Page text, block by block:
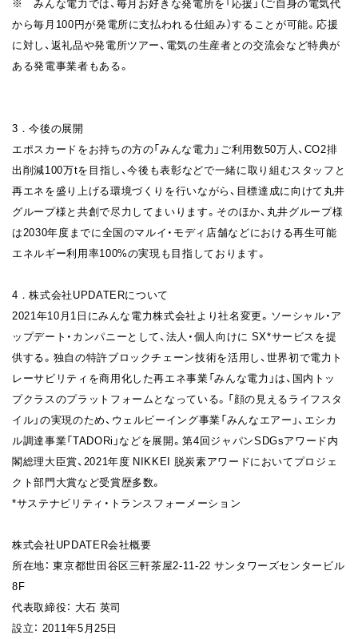
から毎月100円が発電所に支払われる仕組み）することが可能。応援
に対し、返礼品や発電所ツアー、電気の生産者との交流会など特典が
ある発電事業者もある。
3．今後の展開
エポスカードをお持ちの方の「みんな電力」ご利用数50万人、CO2排
出削減100万tを目指し、今後も表彰などで一緒に取り組むスタッフと
再エネを盛り上げる環境づくりを行いながら、目標達成に向けて丸井
グループ様と共創で尽力してまいります。 そのほか、丸井グループ様
は2030年度までに全国のマルイ・モディ店舗などにおける再生可能
エネルギー利用率100%の実現も目指しております。
4．株式会社UPDATERについて
2021年10月1日にみんな電力株式会社より社名変更。ソーシャル・ア
ップデート・カンパニーとして、法人・個人向けに SX*サービスを提
供する。独自の特許ブロックチェーン技術を活用し、世界初で電力ト
レーサビリティを商用化した再エネ事業「みんな電力」は、国内トッ
プクラスのプラットフォームとなっている。「顔の見えるライフスタ
イル」の実現のため、ウェルビーイング事業「みんなエアー」、エシカ
ル調達事業「TADORi」などを展開。第4回ジャパンSDGsアワード内
閣総理大臣賞、2021年度 NIKKEI 脱炭素アワードにおいてプロジェ
クト部門大賞など受賞歴多数。
*サステナビリティ・トランスフォーメーション
株式会社UPDATER会社概要
所在地： 東京都世田谷区三軒茶屋2-11-22 サンタワーズセンタービル
8F
代表取締役： 大石 英司
設立： 2011年5月25日